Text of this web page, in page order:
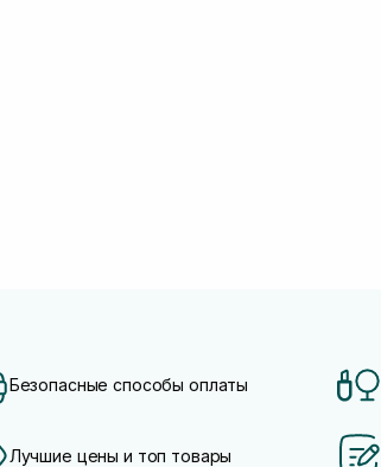
Безопасные способы оплаты
Лучшие цены и топ товары